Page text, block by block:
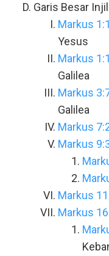
Garis Besar
Markus
Yesus
Markus
Galilea
Markus
Galilea
Markus
Markus
Markus
Markus